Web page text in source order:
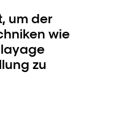
um der
wie
zu